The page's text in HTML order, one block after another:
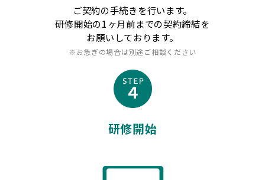
ご契約の手続きを行います。
研修開始の1ヶ月前までの契約締結を
お願いしております。
※お急ぎの場合は別途ご相談ください
研修開始